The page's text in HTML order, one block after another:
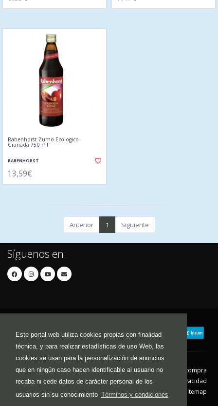
Este portal web utiliza cookies propias con finalidad
técnica, y para realizar estadísticas de uso Web, las
cookies se usan para la personalización de anuncios
que en ningún caso hacen identificable al usuario no
recaba ni cede datos de carácter personal de los
usuarios sin su conocimiento Términos y condiciones
Rabenhorst Zumo Ecologico
Granada 750 ml
RABENHORST
13,59€
Anterior 1 Siguiente
Síguenos en:
Contacto Aviso Legal
Condiciones de compra
Política de envíos
Política de devolución
Política de Privacidad
Política de Cookies
Sitemap